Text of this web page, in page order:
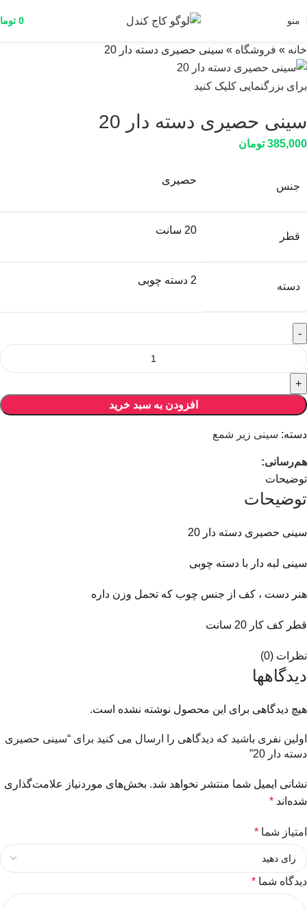
منو 0
خانه » فروشگاه » سینی حصیری دسته دار 20
برای بزرگنمایی کلیک کنید
سینی حصیری دسته دار 20
385,000 تومان
جنس
حصیری
قطر
20 سانت
دسته
2 دسته چوبی
افزودن به سبد خرید
دسته: سینی زیر شمع
هم‌رسانی:
توضیحات
توضیحات
سینی حصیری دسته دار 20
سینی لبه دار با دسته چوبی
هنر دست ، کف از جنس چوب که تحمل وزن داره
قطر کف کار 20 سانت
نظرات (0)
دیدگاهها
هیچ دیدگاهی برای این محصول نوشته نشده است.
اولین نفری باشید که دیدگاهی را ارسال می کنید برای “سینی حصیری
دسته دار 20”
نشانی ایمیل شما منتشر نخواهد شد. بخش‌های موردنیاز علامت‌گذاری
شده‌اند *
امتیاز شما *
دیدگاه شما *